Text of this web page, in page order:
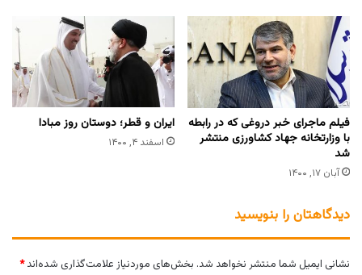
فیلم ماجرای خبر دروغی که در رابطه
با وزارتخانه جهاد کشاورزی منتشر
شد
آبان ۱۷, ۱۴۰۰
ایران و قطر؛ دوستان روز مبادا
اسفند ۴, ۱۴۰۰
دیدگاهتان را بنویسید
نشانی ایمیل شما منتشر نخواهد شد. بخش‌های موردنیاز علامت‌گذاری شده‌اند*